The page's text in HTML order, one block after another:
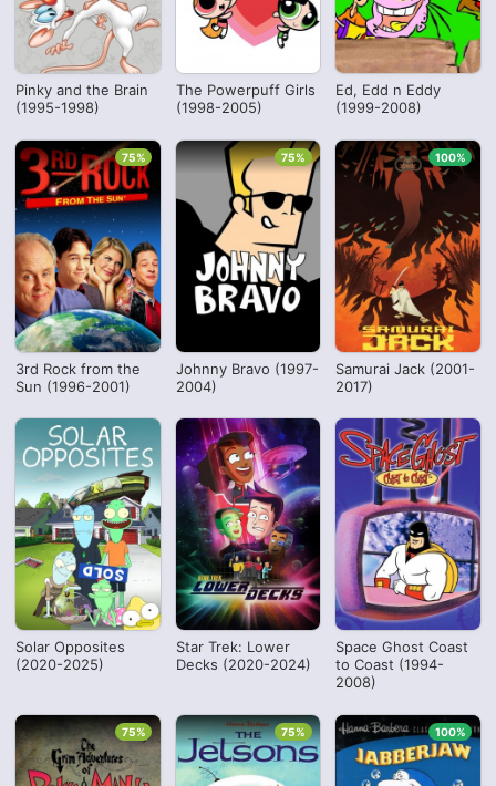
Pinky and the Brain
(1995-1998)
The Powerpuff Girls
(1998-2005)
Ed, Edd n Eddy
(1999-2008)
3rd Rock from the
Sun (1996-2001)
75%
Johnny Bravo (1997-
2004)
75%
Samurai Jack (2001-
2017)
100%
Solar Opposites
(2020-2025)
Star Trek: Lower
Decks (2020-2024)
Space Ghost Coast
to Coast (1994-
2008)
75% 75% 100%